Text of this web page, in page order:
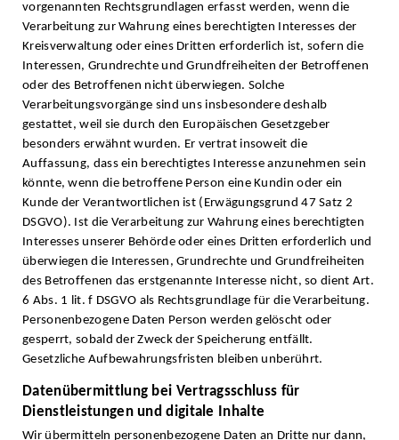
vorgenannten Rechtsgrundlagen erfasst werden, wenn die
Verarbeitung zur Wahrung eines berechtigten Interesses der
Kreisverwaltung oder eines Dritten erforderlich ist, sofern die
Interessen, Grundrechte und Grundfreiheiten der Betroffenen
oder des Betroffenen nicht überwiegen. Solche
Verarbeitungsvorgänge sind uns insbesondere deshalb
gestattet, weil sie durch den Europäischen Gesetzgeber
besonders erwähnt wurden. Er vertrat insoweit die
Auffassung, dass ein berechtigtes Interesse anzunehmen sein
könnte, wenn die betroffene Person eine Kundin oder ein
Kunde der Verantwortlichen ist (Erwägungsgrund 47 Satz 2
DSGVO). Ist die Verarbeitung zur Wahrung eines berechtigten
Interesses unserer Behörde oder eines Dritten erforderlich und
überwiegen die Interessen, Grundrechte und Grundfreiheiten
des Betroffenen das erstgenannte Interesse nicht, so dient Art.
6 Abs. 1 lit. f DSGVO als Rechtsgrundlage für die Verarbeitung.
Personenbezogene Daten Person werden gelöscht oder
gesperrt, sobald der Zweck der Speicherung entfällt.
Gesetzliche Aufbewahrungsfristen bleiben unberührt.
Datenübermittlung bei Vertragsschluss für
Dienstleistungen und digitale Inhalte
Wir übermitteln personenbezogene Daten an Dritte nur dann,